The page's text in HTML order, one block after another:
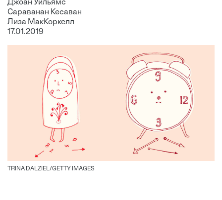
Джоан Уильямс
Сараванан Кесаван
Лиза МакКоркелл
17.01.2019
TRINA DALZIEL/GETTY IMAGES